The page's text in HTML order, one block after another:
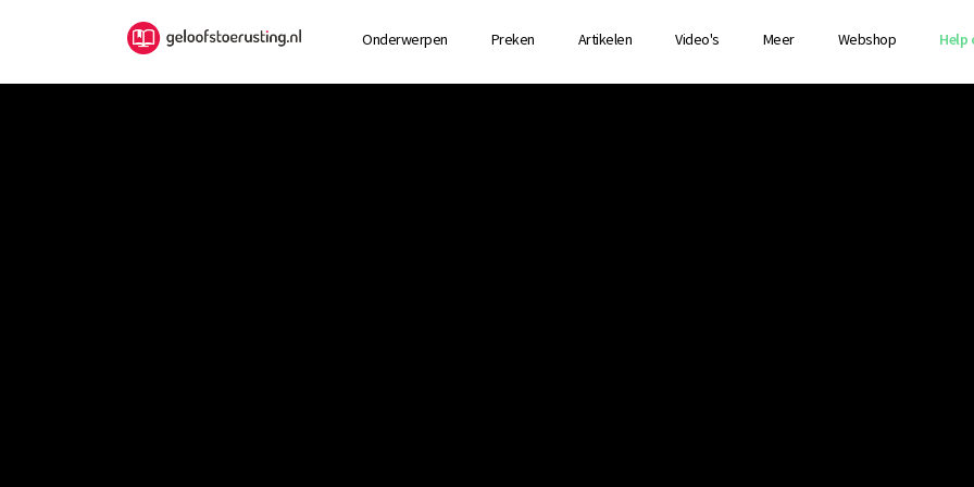
Onderwerpen Preken Artikelen Video's Meer Webshop Help